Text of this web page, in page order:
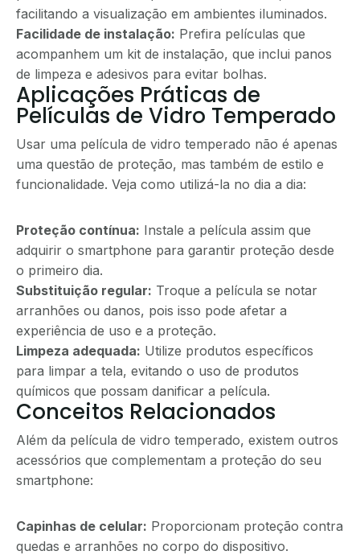
facilitando a visualização em ambientes iluminados.
Facilidade de instalação: Prefira películas que
acompanhem um kit de instalação, que inclui panos
de limpeza e adesivos para evitar bolhas.
Aplicações Práticas de
Películas de Vidro Temperado
Usar uma película de vidro temperado não é apenas
uma questão de proteção, mas também de estilo e
funcionalidade. Veja como utilizá-la no dia a dia:
Proteção contínua: Instale a película assim que
adquirir o smartphone para garantir proteção desde
o primeiro dia.
Substituição regular: Troque a película se notar
arranhões ou danos, pois isso pode afetar a
experiência de uso e a proteção.
Limpeza adequada: Utilize produtos específicos
para limpar a tela, evitando o uso de produtos
químicos que possam danificar a película.
Conceitos Relacionados
Além da película de vidro temperado, existem outros
acessórios que complementam a proteção do seu
smartphone:
Capinhas de celular: Proporcionam proteção contra
quedas e arranhões no corpo do dispositivo.